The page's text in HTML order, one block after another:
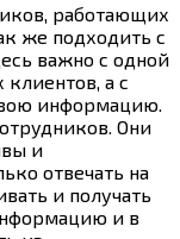
работающих
же подходить с
важно с одной
а с
информацию.
Они
и
отвечать на
и получать
и в